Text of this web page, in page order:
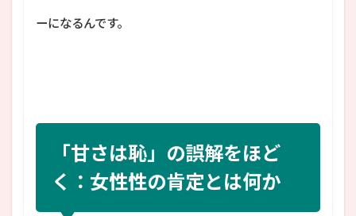
ーになるんです。
「甘さは恥」の誤解をほど
く：女性性の肯定とは何か